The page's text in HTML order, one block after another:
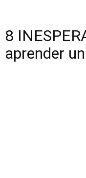
8
aprender